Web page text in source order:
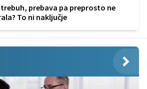
prebava pa preprosto ne
To ni naključje